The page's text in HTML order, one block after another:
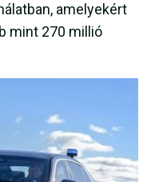
amelyekért
mint 270 millió